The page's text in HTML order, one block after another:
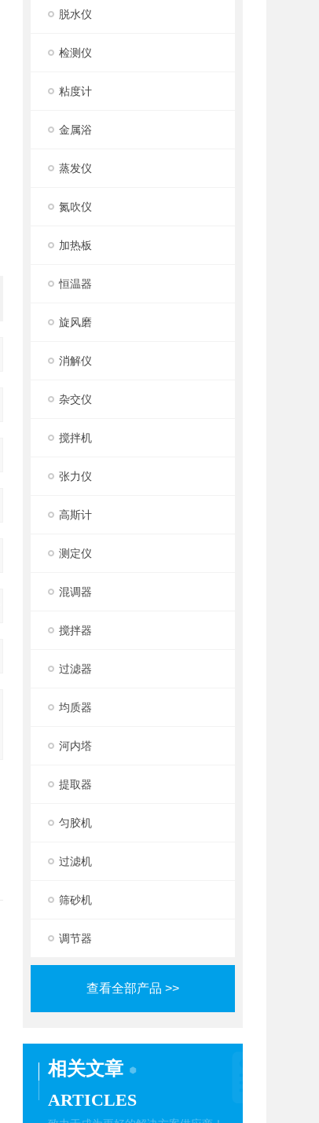
脱水仪
检测仪
粘度计
金属浴
蒸发仪
氮吹仪
加热板
恒温器
旋风磨
消解仪
杂交仪
搅拌机
张力仪
高斯计
测定仪
混调器
搅拌器
过滤器
均质器
河内塔
提取器
匀胶机
过滤机
筛砂机
调节器
查看全部产品 >>
相关文章
ARTICLES